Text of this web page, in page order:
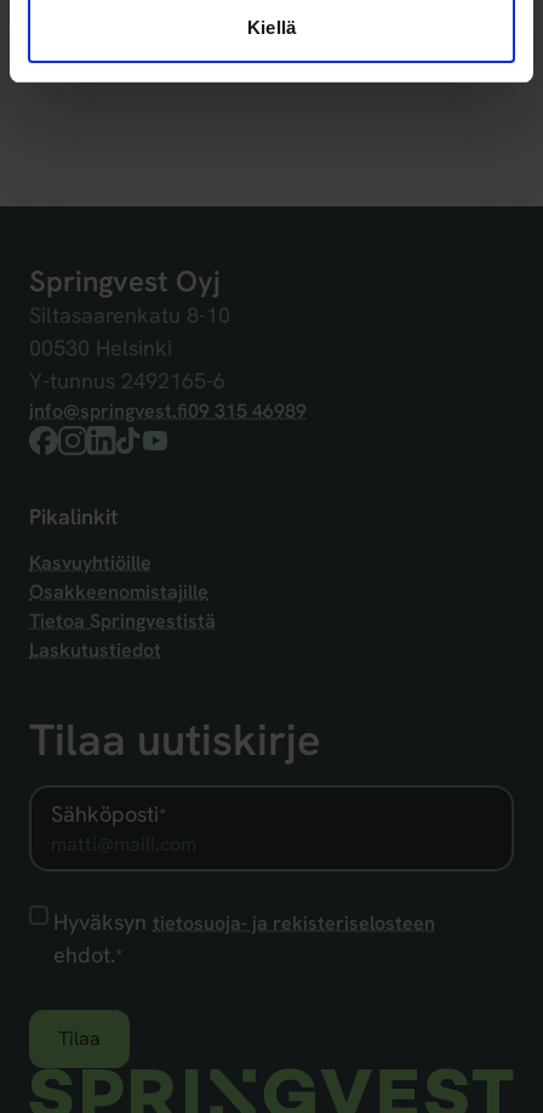
Kiellä
Springvest Oyj
Siltasaarenkatu 8-10
00530 Helsinki
Y-tunnus 2492165-6
info@springvest.fi09 315 46989
Facebook
Instagram
LinkedIn
TikTokYouTube
Pikalinkit
Kasvuyhtiöille
Osakkeenomistajille
Tietoa Springvestistä
Laskutustiedot
Tilaa uutiskirje
Sähköposti*
Hyväksyn
tietosuoja-
rekisteriselosteen
ehdot.*
Hyväksyn tietosuoja- ja rekisteriselosteen
ehdot.*